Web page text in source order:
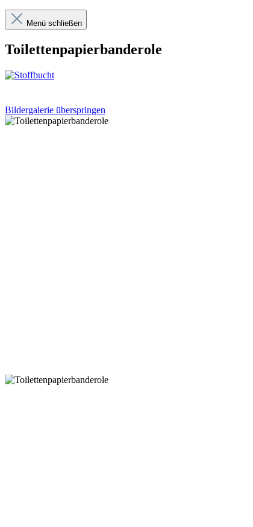
Menü schließen
Toilettenpapierbanderole
Bildergalerie überspringen